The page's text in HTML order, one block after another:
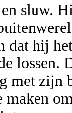
sluw.
dat hij
lossen.
met zijn
maken